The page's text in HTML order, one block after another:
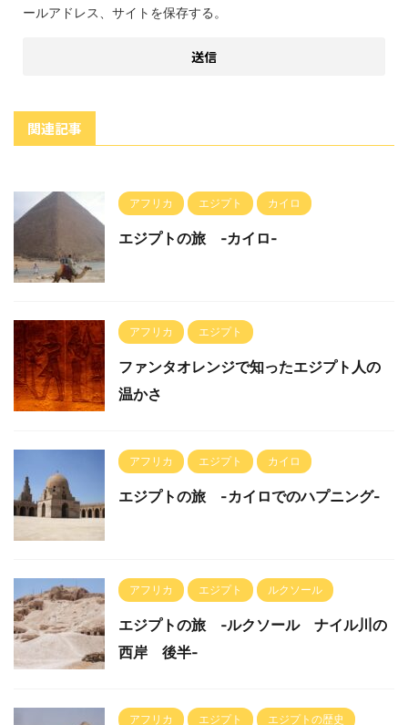
ールアドレス、サイトを保存する。
関連記事
アフリカ エジプト カイロ
エジプトの旅 ‐カイロ‐
アフリカ エジプト
ファンタオレンジで知ったエジプト人の
温かさ
アフリカ エジプト カイロ
エジプトの旅 -カイロでのハプニング-
アフリカ エジプト ルクソール
エジプトの旅 ‐ルクソール ナイル川の
西岸 後半‐
アフリカ エジプト エジプトの歴史